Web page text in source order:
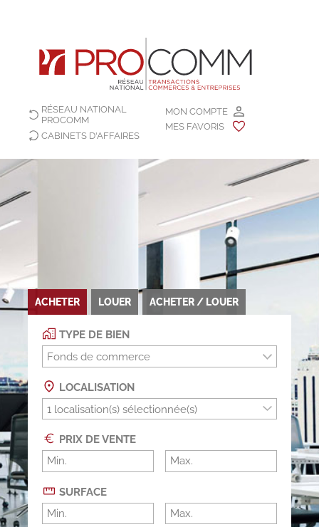
MON COMPTE
MES FAVORIS
RÉSEAU NATIONAL
PROCOMM
CABINETS D'AFFAIRES
ACHETER LOUER ACHETER / LOUER
TYPE DE BIEN
Fonds de commerce
LOCALISATION
PRIX DE VENTE
SURFACE